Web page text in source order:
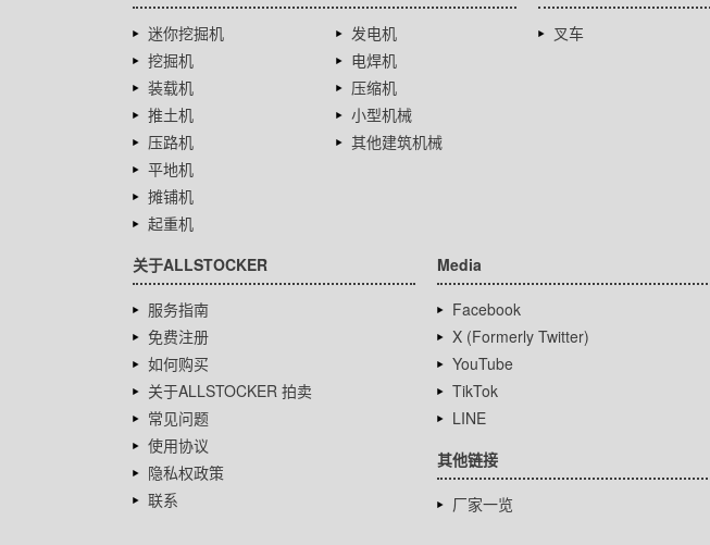
迷你挖掘机
挖掘机
装载机
推土机
压路机
平地机
摊铺机
起重机
发电机
电焊机
压缩机
小型机械
其他建筑机械
叉车
关于ALLSTOCKER
服务指南
免费注册
如何购买
关于ALLSTOCKER 拍卖
常见问题
使用协议
隐私权政策
联系
Media
Facebook
X (Formerly Twitter)
YouTube
TikTok
LINE
其他链接
厂家一览